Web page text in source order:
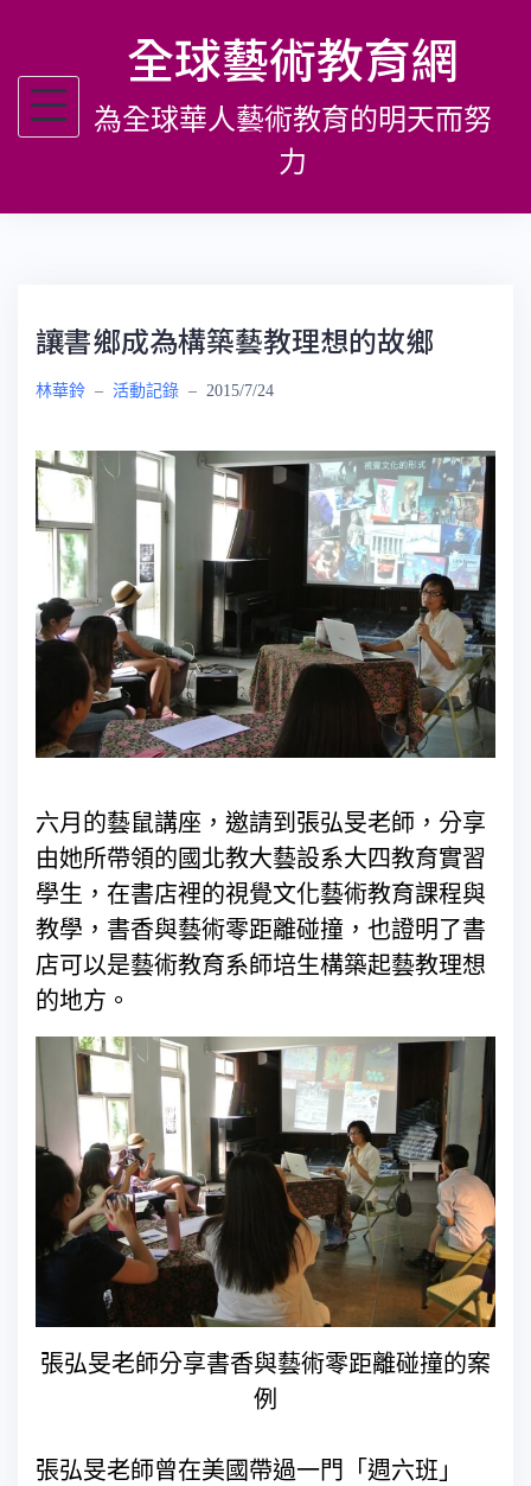
主
全球藝術教育網
為全球華人藝術教育的明天而努
力
讓書鄉成為構築藝教理想的故鄉
林華鈴 – 活動記錄 – 2015/7/24
六月的藝鼠講座，邀請到張弘旻老師，分享
由她所帶領的國北教大藝設系大四教育實習
學生，在書店裡的視覺文化藝術教育課程與
教學，書香與藝術零距離碰撞，也證明了書
店可以是藝術教育系師培生構築起藝教理想
的地方。
張弘旻老師分享書香與藝術零距離碰撞的案
例
張弘旻老師曾在美國帶過一門「週六班」